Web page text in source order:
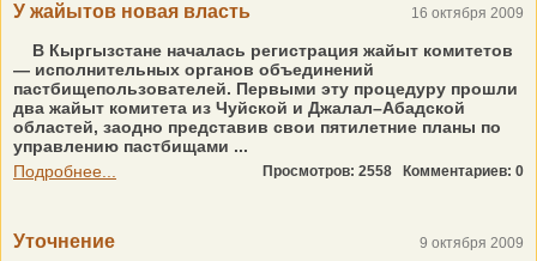
У жайытов новая власть 16 октября 2009
В Кыргызстане началась регистрация жайыт комитетов
— исполнительных органов объединений
пастбищепользователей. Первыми эту процедуру прошли
два жайыт комитета из Чуйской и Джалал–Абадской
областей, заодно представив свои пятилетние планы по
управлению пастбищами ...
Подробнее...
Просмотров: 2558 Комментариев: 0
Уточнение 9 октября 2009